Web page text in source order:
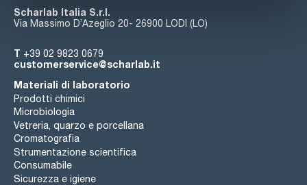
Scharlab Italia S.r.l.
Via Massimo D’Azeglio 20- 26900 LODI (LO)
T +39 02 9823 0679
customerservice@scharlab.it
Materiali di laboratorio
Prodotti chimici
Microbiologia
Vetreria, quarzo e porcellana
Cromatografia
Strumentazione scientifica
Consumabile
Sicurezza e igiene